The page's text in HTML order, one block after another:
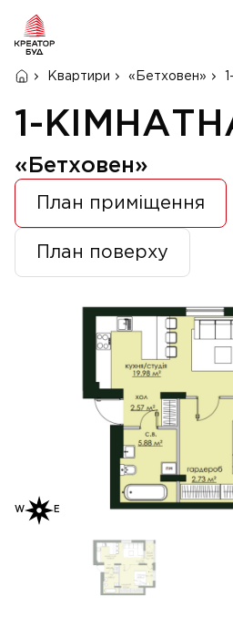
Квартири «Бетховен»
1-
«Бетховен»
План приміщення
План поверху
W E